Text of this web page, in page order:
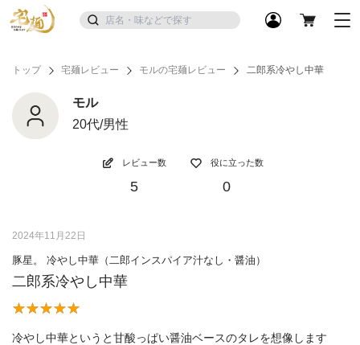
トップ 宅麺レビュー モルの宅麺レビュー 二郎系冷やし中華
モル
20代/男性
レビュー数
5
役に立った数
0
2024年11月22日
豚星。 冷やし中華（二郎インスパイア汁なし・醤油）
二郎系冷やし中華
冷やし中華というと甘酸っぱい醤油ベースのタレを想像します